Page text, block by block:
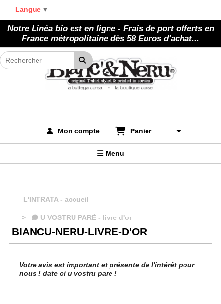
Notre Linéa bio est en ligne - Frais de port offerts en
France métropolitaine dès 58 Euros d'achat...
Mon compte Panier
Menu
L'INTRATA - accueil
U VOSTRU PARÈ - livre d'or
BIANCU-NERU-LIVRE-D'OR
Votre avis est important et présente de l'intérêt pour
nous ! date ci u vostru pare !
Langue ▼